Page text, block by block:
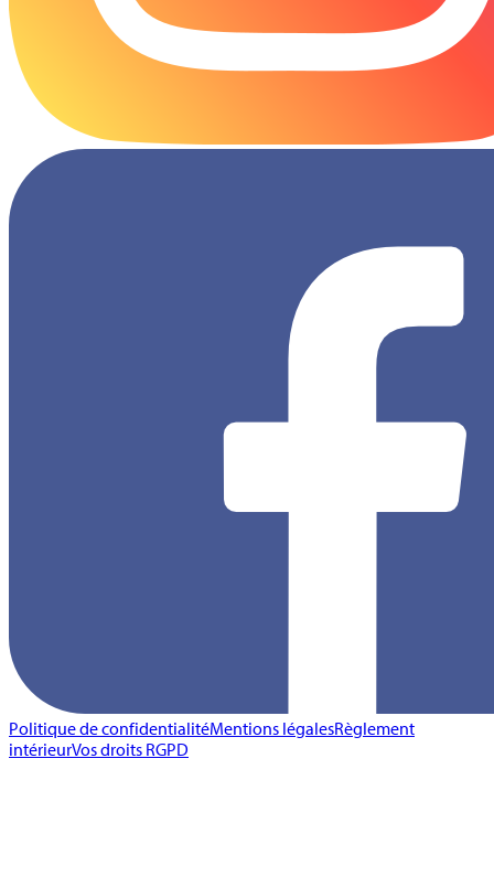
Politique de confidentialitéMentions légalesRèglement
intérieurVos droits RGPD